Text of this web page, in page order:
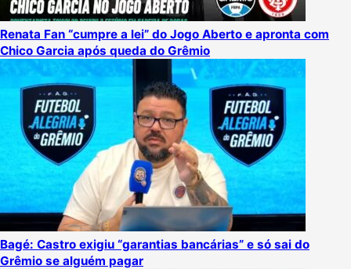
Renata Fan “cumpre a lei” do Jogo Aberto e apronta com
Chico Garcia após queda do Grêmio
Bagé: Castro exigiu “garantias bancárias” e só sai do
Grêmio se alguém pagar